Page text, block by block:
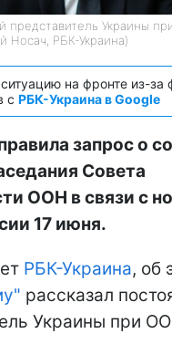
представитель Украины
Носач, РБК-Украина)
на фронте из-за
с РБК-Украина в Google
запрос о
Совета
ООН в связи с
17 июня.
РБК-Украина, об
рассказал
Украины при